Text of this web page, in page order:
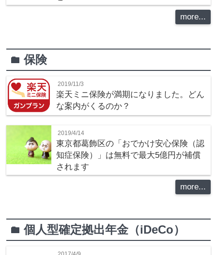
more...
folder保険
2019/11/3
楽天ミニ保険が満期になりました。どん
な案内がくるのか？
2019/4/14
東京都葛飾区の「おでかけ安心保険（認
知症保険）」は無料で最大5億円が補償
されます
more...
folder個人型確定拠出年金（iDeCo）